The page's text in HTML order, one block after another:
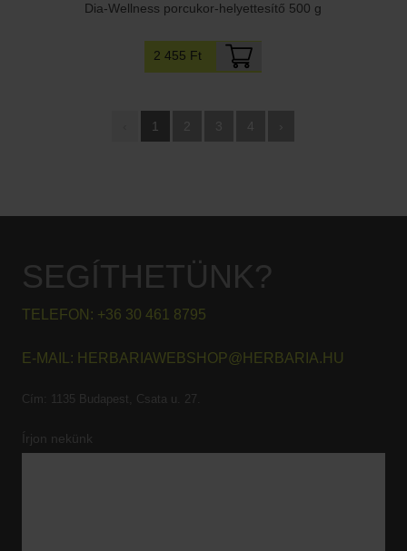
Dia-Wellness porcukor-helyettesítő 500 g
2 455 Ft
1
SEGÍTHETÜNK?
TELEFON: +36 30 461 8795
E-MAIL: HERBARIAWEBSHOP@HERBARIA.HU
Cím: 1135 Budapest, Csata u. 27.
Írjon nekünk